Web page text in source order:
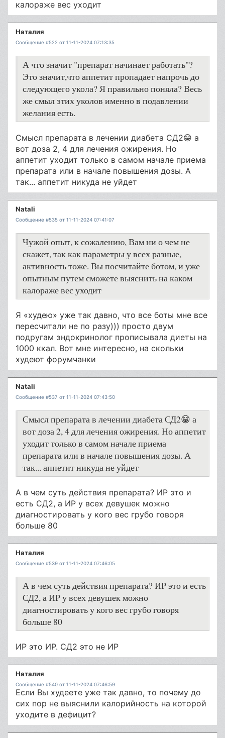
калораже вес уходит
Наталия
Сообщение #522 от 11-11-2024 07:13:35
А что значит "препарат начинает работать"?
Это значит,что аппетит пропадает напрочь до
следующего укола? Я правильно поняла? Весь
же смыл этих уколов именно в подавлении
желания есть.
Смысл препарата в лечении диабета СД2😁 а
вот доза 2, 4 для лечения ожирения. Но
аппетит уходит только в самом начале приема
препарата или в начале повышения дозы. А
так... аппетит никуда не уйдет
Natali
Сообщение #535 от 11-11-2024 07:41:07
Чужой опыт, к сожалению, Вам ни о чем не
скажет, так как параметры у всех разные,
активность тоже. Вы посчитайте ботом, и уже
опытным путем сможете выяснить на каком
калораже вес уходит
Я «худею» уже так давно, что все боты мне все
пересчитали не по разу))) просто двум
подругам эндокринолог прописывала диеты на
1000 ккал. Вот мне интересно, на скольки
худеют форумчанки
Natali
Сообщение #537 от 11-11-2024 07:43:50
Смысл препарата в лечении диабета СД2😁 а
вот доза 2, 4 для лечения ожирения. Но аппетит
уходит только в самом начале приема
препарата или в начале повышения дозы. А
так... аппетит никуда не уйдет
А в чем суть действия препарата? ИР это и
есть СД2, а ИР у всех девушек можно
диагностировать у кого вес грубо говоря
больше 80
Наталия
Сообщение #539 от 11-11-2024 07:46:05
А в чем суть действия препарата? ИР это и есть
СД2, а ИР у всех девушек можно
диагностировать у кого вес грубо говоря
больше 80
ИР это ИР. СД2 это не ИР
Наталия
Сообщение #540 от 11-11-2024 07:46:59
Если Вы худеете уже так давно, то почему до
сих пор не выяснили калорийность на которой
уходите в дефицит?